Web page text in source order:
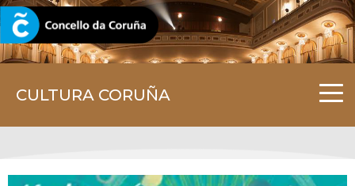
CULTURA CORUÑA
CORUNA.GAL